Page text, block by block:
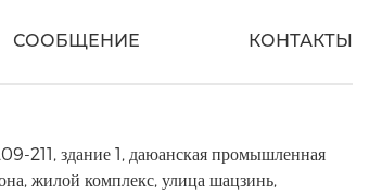
СООБЩЕНИЕ КОНТАКТЫ
211, здание 1, даюанская промышленная
жилой комплекс, улица шацзинь,